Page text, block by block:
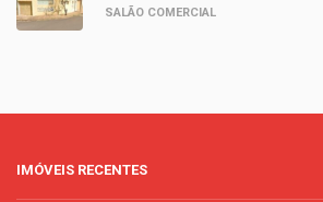
SALÃO COMERCIAL
IMÓVEIS RECENTES